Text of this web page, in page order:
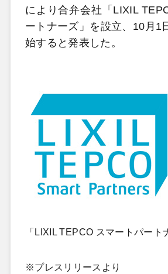
により合弁会社「LIXIL
ートナーズ」を設立、10月1
始すると発表した。
「LIXIL TEPCO スマートパート
※プレスリリースより